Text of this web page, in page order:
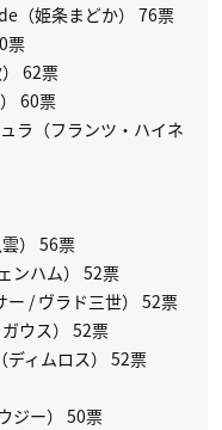
（姫条まどか） 76票
票
62票
60票
ラ（フランツ・ハイネ
） 56票
ンハム） 52票
/ ヴラド三世） 52票
ウス） 52票
ディムロス） 52票
ジー） 50票